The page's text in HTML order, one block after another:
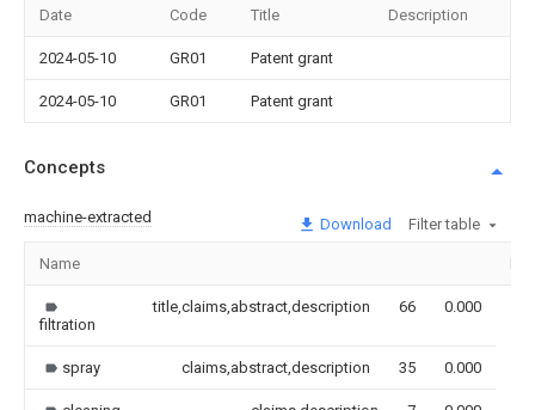
Date Code Title Description
2024-05-10 GR01 Patent grant
2024-05-10 GR01 Patent grant
Concepts
machine-extracted Download Filter table
Name
filtration
title,claims,abstract,description 66 0.000
spray claims,abstract,description 35 0.000